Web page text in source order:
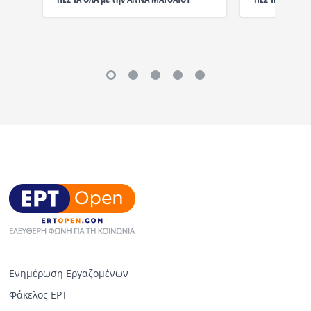
Ενημέρωση Εργαζομένων
Φάκελος ΕΡΤ